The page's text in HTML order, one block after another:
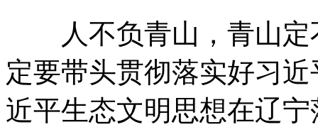
人不负青山，青山定
定要带头贯彻落实好习
近平生态文明思想在辽